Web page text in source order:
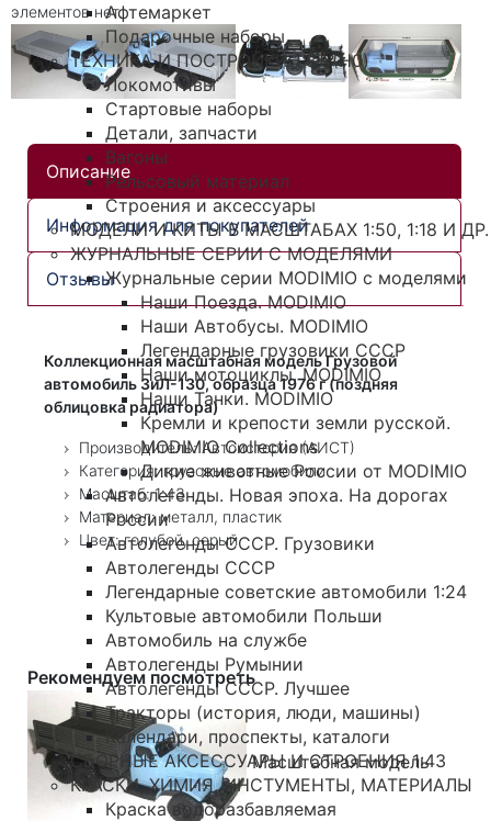
Афтемаркет
Подарочные наборы
ТЕХНИКА И ПОСТРОЙКИ 1:87 (H0)
Локомотивы
Стартовые наборы
Детали, запчасти
Вагоны
Рельсовый материал
Строения и аксессуары
МОДЕЛИ И КИТЫ В МАСШТАБАХ 1:50, 1:18 И ДР.
ЖУРНАЛЬНЫЕ СЕРИИ С МОДЕЛЯМИ
Журнальные серии MODIMIO с моделями
Наши Поезда. MODIMIO
Наши Автобусы. MODIMIO
Легендарные грузовики СССР
Наши мотоциклы. MODIMIO
Наши Танки. MODIMIO
Кремли и крепости земли русской.
MODIMIO Collections
Дикие животные России от MODIMIO
Автолегенды. Новая эпоха. На дорогах
России
Автолегенды СССР. Грузовики
Автолегенды СССР
Легендарные советские автомобили 1:24
Культовые автомобили Польши
Автомобиль на службе
Автолегенды Румынии
Автолегенды СССР. Лучшее
Тракторы (история, люди, машины)
Календари, проспекты, каталоги
СБОРНЫЕ АКСЕССУАРЫ И СТРОЕНИЯ 1:43
КРАСКИ, ХИМИЯ, ИНСТУМЕНТЫ, МАТЕРИАЛЫ
Краска водоразбавляемая
элементов нет.
Описание
Информация для покупателей
Отзывы
Коллекционная масштабная модель Грузовой
автомобиль ЗиЛ-130, образца 1976 г (поздняя
облицовка радиатора)
Производитель: Автоистория (АИСТ)
Категория: грузовые автомобили
Масштаб: 1:43
Материал: металл, пластик
Цвет: голубой, серый
Рекомендуем посмотреть
Масштабная модель